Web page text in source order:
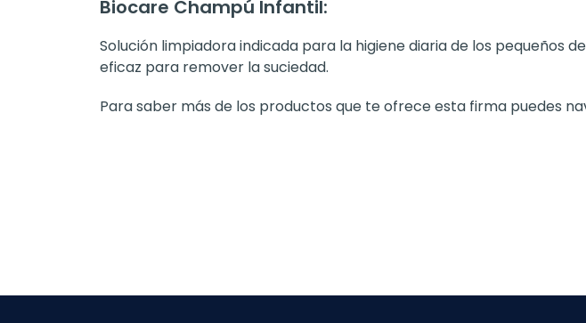
Biocare Champú Infantil:
Solución limpiadora indicada para la higiene diaria de los pequeños
eficaz para remover la suciedad.
Para saber más de los productos que te ofrece esta firma puedes